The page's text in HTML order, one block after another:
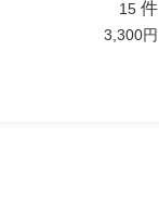
15 件
3,300円